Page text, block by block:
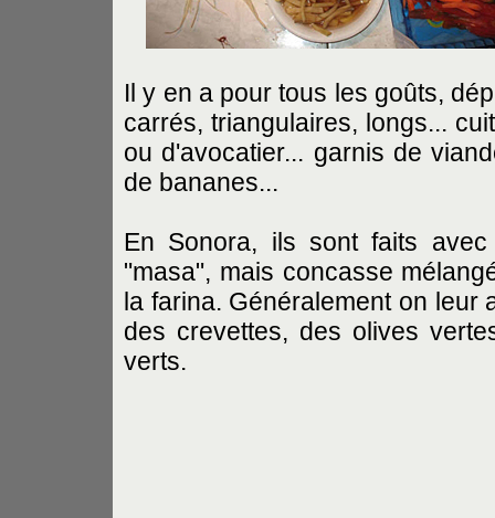
Il y en a pour tous les goûts,
carrés, triangulaires, longs...
ou d'avocatier... garnis de
de bananes...
En Sonora, ils sont faits
"masa", mais concasse
la farina. Généralement on leur
des crevettes, des olives
verts.